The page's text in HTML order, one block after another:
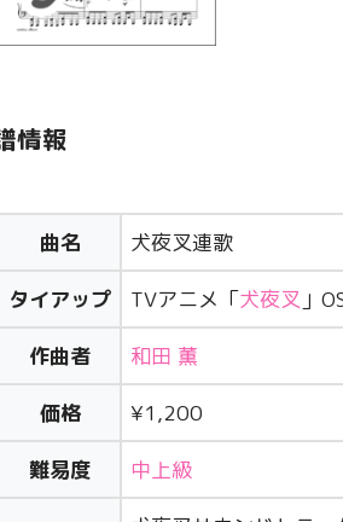
情報
曲名 犬夜叉連歌
タイアップ TVアニメ「犬夜叉 」
作曲者 和田 薫
価格 ¥1,200
難易度 中上級